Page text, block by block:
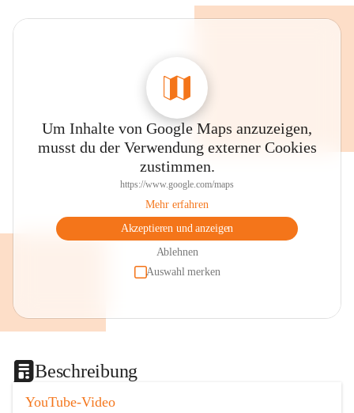
Um Inhalte von Google Maps anzuzeigen,
musst du der Verwendung externer Cookies
zustimmen.
https://www.google.com/maps
Mehr erfahren
Akzeptieren und anzeigen
Ablehnen
Auswahl merken
Beschreibung
YouTube-Video